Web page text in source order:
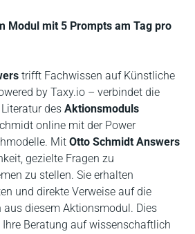
Modul mit 5 Prompts am Tag pro
trifft Fachwissen auf Künstliche
by Taxy.io – verbindet die
des Aktionsmoduls
online mit der Power
Mit Otto Schmidt Answers
gezielte Fragen zu
zu stellen. Sie erhalten
und direkte Verweise auf die
aus diesem Aktionsmodul. Dies
Ihre Beratung auf wissenschaftlich